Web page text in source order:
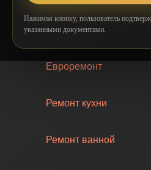
Нажимая кнопку, пользователь
указанными документами.
Дизайн-проект
Евроремонт
Ремонт кухни
Ремонт ванной